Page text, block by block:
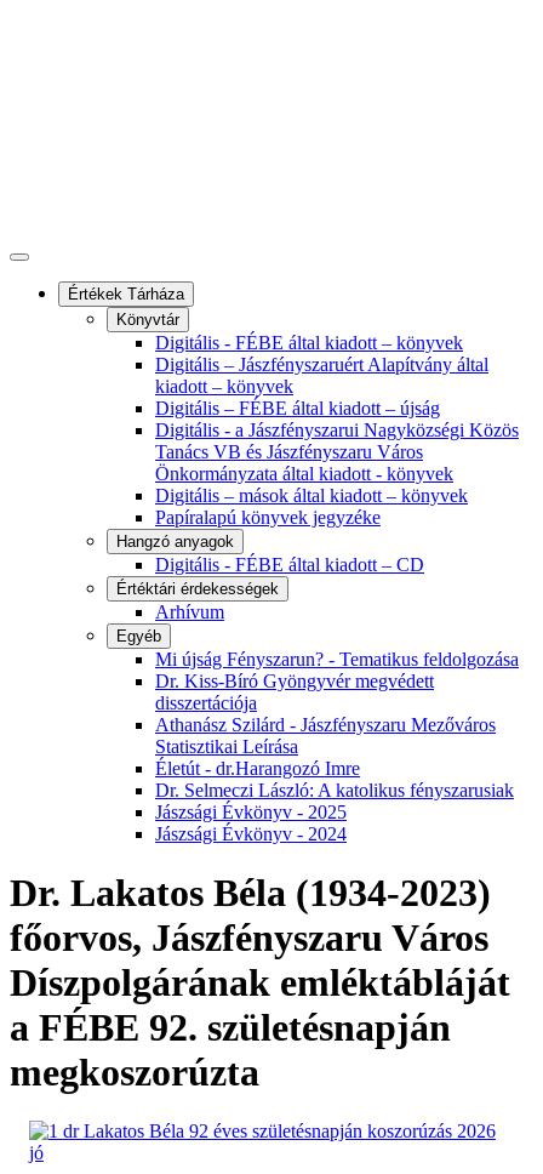
Értékek Tárháza
Könyvtár
Digitális - FÉBE által kiadott – könyvek
Digitális – Jászfényszaruért Alapítvány által
kiadott – könyvek
Digitális – FÉBE által kiadott – újság
Digitális - a Jászfényszarui Nagyközségi Közös
Tanács VB és Jászfényszaru Város
Önkormányzata által kiadott - könyvek
Digitális – mások által kiadott – könyvek
Papíralapú könyvek jegyzéke
Hangzó anyagok
Digitális - FÉBE által kiadott – CD
Értéktári érdekességek
Arhívum
Egyéb
Mi újság Fényszarun? - Tematikus feldolgozása
Dr. Kiss-Bíró Gyöngyvér megvédett
disszertációja
Athanász Szilárd - Jászfényszaru Mezőváros
Statisztikai Leírása
Életút - dr.Harangozó Imre
Dr. Selmeczi László: A katolikus fényszarusiak
Jászsági Évkönyv - 2025
Jászsági Évkönyv - 2024
Dr. Lakatos Béla (1934-2023)
főorvos, Jászfényszaru Város
Díszpolgárának emléktábláját
a FÉBE 92. születésnapján
megkoszorúzta